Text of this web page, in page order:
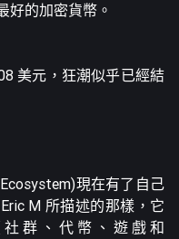
好的加密貨幣。
美元，狂潮似乎已經結
現在有了自己
M 所描述的那樣，它
群、代幣、遊戲和